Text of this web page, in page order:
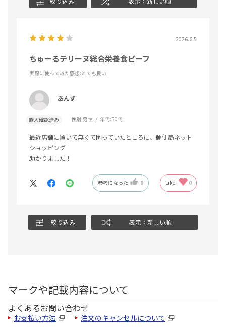
2026.6.5
ちゅーるテリーヌ総合栄養食ビーフ
実際に使ってみた感想:とても良い
あんず
購入確認済み 性別:男性 年代:50代
最近店舗に置いて無くて困っていたところに、郵便局ネット
ショッピング
助かりました！
参考になった 0 Like! 0
絞り込み 表示：新しい順
マークや記載内容について
よくあるお問い合わせ
お支払い方法 注文のキャンセルについて